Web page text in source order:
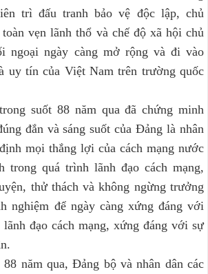
trì đấu tranh bảo vệ độc lập, chủ
vẹn lãnh thổ và chế độ xã hội chủ
ngoại ngày càng mở rộng và đi vào
uy tín của Việt Nam trên trường quốc
suốt 88 năm qua đã chứng minh
đắn và sáng suốt của Đảng là nhân
mọi thắng lợi của cách mạng nước
trong quá trình lãnh đạo cách mạng,
thử thách và không ngừng trưởng
nghiệm để ngày càng xứng đáng với
đạo cách mạng, xứng đáng với sự
năm qua, Đảng bộ và nhân dân các